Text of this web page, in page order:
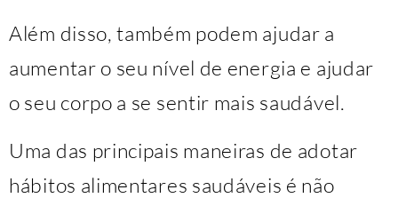
Além disso, também podem ajudar a
aumentar o seu nível de energia e ajudar
o seu corpo a se sentir mais saudável.
Uma das principais maneiras de adotar
hábitos alimentares saudáveis ​​é não